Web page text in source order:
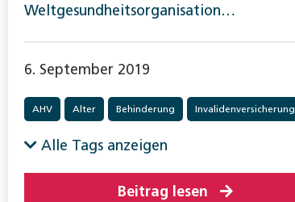
Weltgesundheitsorgani­sation…
6. September 2019
AHV Alter Behinderung Invalidenversicherung
Alle Tags anzeigen
Beitrag lesen